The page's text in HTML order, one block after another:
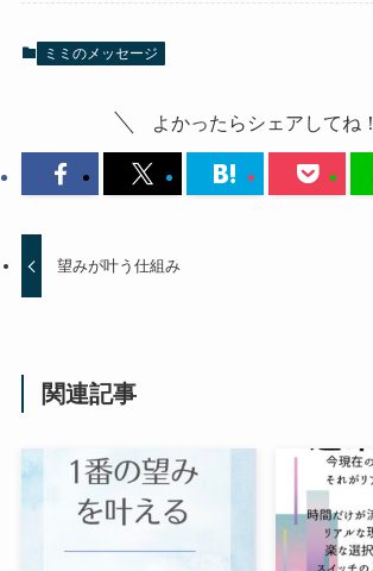
ミミのメッセージ
よかったらシェアしてね！
望みが叶う仕組み
関連記事